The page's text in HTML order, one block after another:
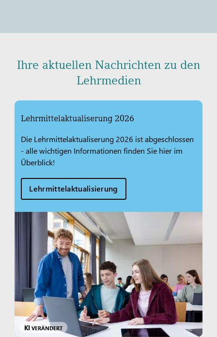
Ihre aktuellen Nachrichten zu den
Lehrmedien
Lehrmittelaktualiserung 2026
Die Lehrmittelaktualiserung 2026 ist abgeschlossen
- alle wichtigen Informationen finden Sie hier im
Überblick!
Lehrmittelaktualisierung
KI VERÄNDERT